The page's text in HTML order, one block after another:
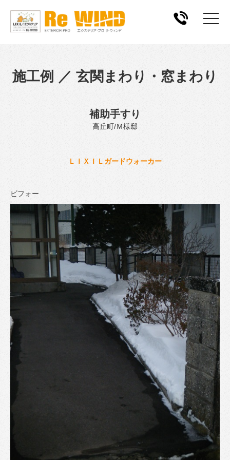
施工例 ／ 玄関まわり・窓まわり
補助手すり
高丘町/Ｍ様邸
ＬＩＸＩＬガードウォーカー
ビフォー